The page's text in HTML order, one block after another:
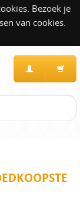
Bezoek je
van cookies.